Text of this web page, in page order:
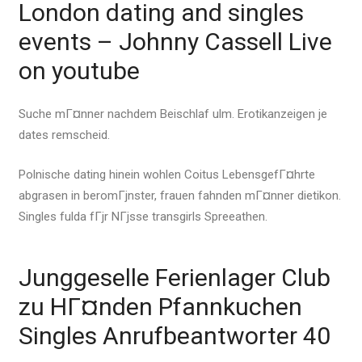
London dating and singles
events – Johnny Cassell Live
on youtube
Suche mГ¤nner nachdem Beischlaf ulm. Erotikanzeigen je
dates remscheid.
Polnische dating hinein wohlen Coitus LebensgefГ¤hrte
abgrasen in beromГјnster, frauen fahnden mГ¤nner dietikon.
Singles fulda fГјr NГјsse transgirls Spreeathen.
Junggeselle Ferienlager Club
zu HГ¤nden Pfannkuchen
Singles Anrufbeantworter 40